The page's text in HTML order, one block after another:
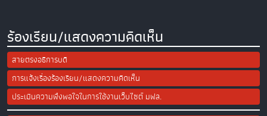
ร้องเรียน/แสดงความคิดเห็น
สายตรงอธิการบดี
การแจ้งเรื่องร้องเรียน/แสดงความคิดเห็น
ประเมินความพึงพอใจในการใช้งานเว็บไซต์ มฟล.